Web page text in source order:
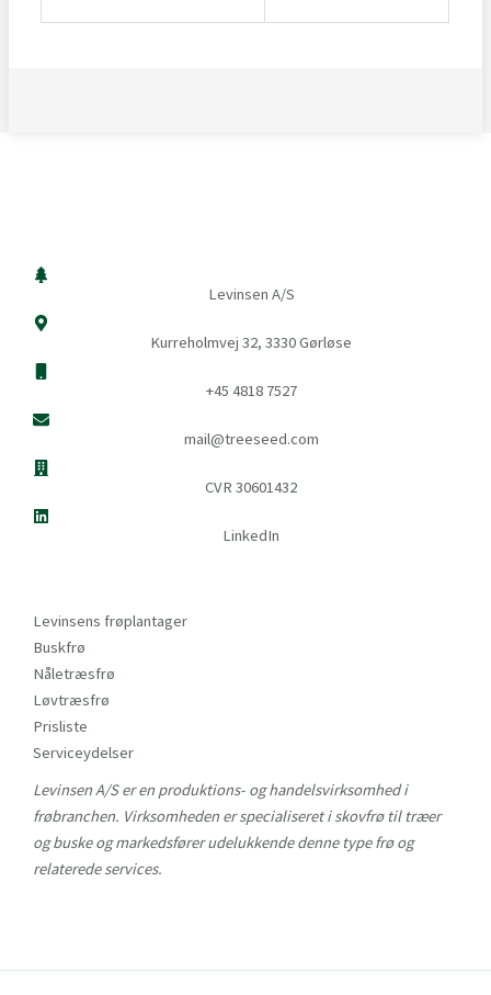
Levinsen A/S
Kurreholmvej 32, 3330 Gørløse
+45 4818 7527
mail@treeseed.com
CVR 30601432
LinkedIn
Levinsens frøplantager
Buskfrø
Nåletræsfrø
Løvtræsfrø
Prisliste
Serviceydelser
Levinsen A/S er en produktions- og handelsvirksomhed i
frøbranchen. Virksomheden er specialiseret i skovfrø til træer
og buske og markedsfører udelukkende denne type frø og
relaterede services.